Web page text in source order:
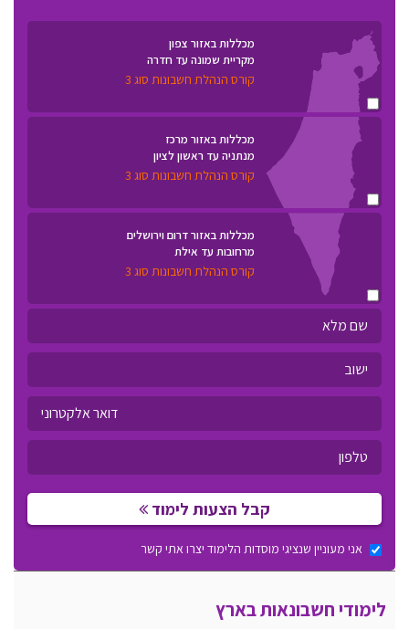
מכללות באזור צפון
מקריית שמונה עד חדרה
קורס הנהלת חשבונות סוג 3
מכללות באזור מרכז
מנתניה עד ראשון לציון
קורס הנהלת חשבונות סוג 3
מכללות באזור דרום וירושלים
מרחובות עד אילת
קורס הנהלת חשבונות סוג 3
קבל הצעות לימוד
אני מעוניין שנציגי מוסדות הלימוד יצרו אתי קשר
לימודי חשבונאות בארץ